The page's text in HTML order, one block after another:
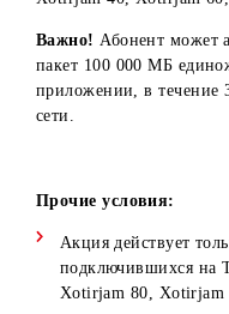
- физических лиц,
Xotirjam 40, Xotirjam
Важно!
сети.
Прочие условия: